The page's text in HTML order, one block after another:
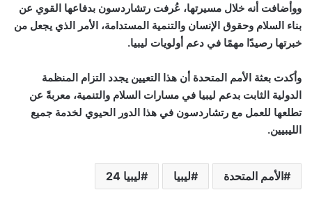
ووأضافت أنه خلال مسيرتها، عُرفت رتشاردسون بدفاعها القوي عن
بناء السلام وحقوق الإنسان والتنمية المستدامة، الأمر الذي يجعل من
خبرتها رصيدًا مهمًا في دعم أولويات ليبيا.
وأكدت بعثة الأمم المتحدة أن هذا التعيين يجدد التزام المنظمة
الدولية الثابت بدعم ليبيا في مسارات السلام والتنمية، معربةً عن
تطلعها للعمل مع رتشاردسون في هذا الدور الحيوي لخدمة جميع
الليبيين.
الأمم المتحدة ليبيا ليبيا 24